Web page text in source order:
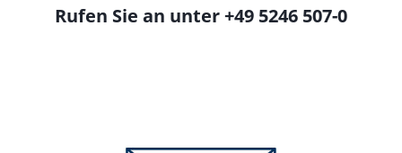
Rufen Sie an unter +49 5246 507-0